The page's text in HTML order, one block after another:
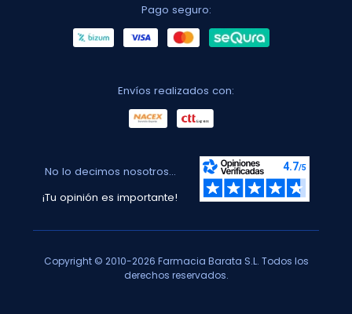
Pago seguro:
Envíos realizados con:
No lo decimos nosotros...
¡Tu opinión es importante!
Copyright © 2010-2026 Farmacia Barata S.L. Todos los
derechos reservados.